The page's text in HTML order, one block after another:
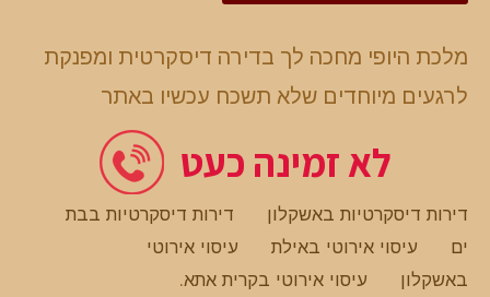
מלכת היופי מחכה לך בדירה דיסקרטית ומפנקת
לרגעים מיוחדים שלא תשכח עכשיו באתר
לא זמינה כעט
דירות דיסקרטיות באשקלון
דירות דיסקרטיות בבת
ים
עיסוי אירוטי באילת
עיסוי אירוטי
באשקלון
עיסוי אירוטי בקרית אתא.